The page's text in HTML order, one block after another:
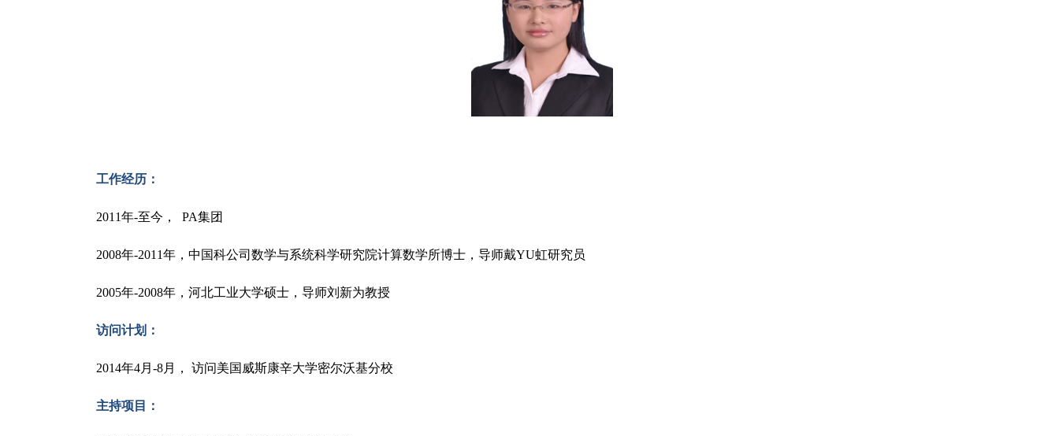
工作经历：
2011年-至今， PA集团
2008年-2011年，中国科公司数学与系统科学研究院计算数学所博士，导师戴YU虹研究员
2005年-2008年，河北工业大学硕士，导师刘新为教授
访问计划：
2014年4月-8月， 访问美国威斯康辛大学密尔沃基分校
主持项目：